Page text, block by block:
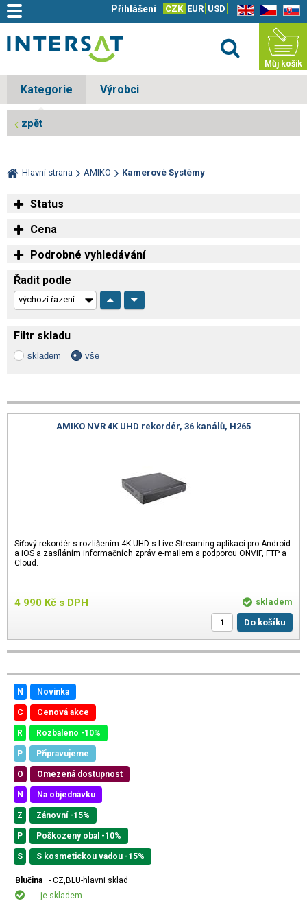
EN CZ SK
CZK EUR USD
Přihlášení
Můj košík
Kategorie Výrobci
zpět
Hlavní strana AMIKO Kamerové Systémy
Status
Cena
Podrobné vyhledávání
Řadit podle
Filtr skladu
skladem vše
AMIKO NVR 4K UHD rekordér, 36 kanálů, H265
Síťový rekordér s rozlišením 4K UHD s Live Streaming aplikací pro Android
a iOS a zasíláním informačních zpráv e-mailem a podporou ONVIF, FTP a
Cloud.
4 990 Kč s DPH
skladem
Do košíku
N Novinka
C Cenová akce
R Rozbaleno -10%
P Připravujeme
O Omezená dostupnost
N Na objednávku
Z Zánovní -15%
P Poškozený obal -10%
S S kosmetickou vadou -15%
Blučina
- CZ,BLU-hlavni sklad
je skladem